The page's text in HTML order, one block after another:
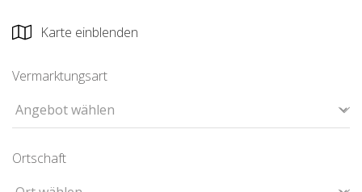
Karte einblenden
Vermarktungsart
Ortschaft